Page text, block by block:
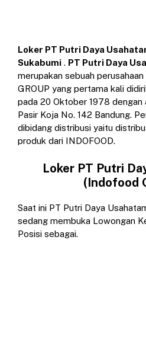
Loker PT Putri Daya
Sukabumi . PT Putri Daya
merupakan sebuah
GROUP yang pertama kali
pada 20 Oktober 1978 dengan
Pasir Koja No. 142 Bandung.
dibidang distribusi yaitu
produk dari INDOFOOD.
Loker PT Putri
(Indofood
Saat ini PT Putri Daya
sedang membuka Lowongan
Posisi sebagai.